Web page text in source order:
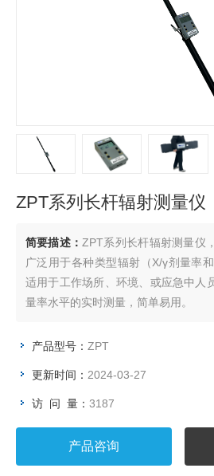
ZPT系列长杆辐射测量仪
简要描述： ZPT系列长杆辐射测量仪
广泛用于各种类型辐射（X/γ剂量率
适用于工作场所、环境、或应急中人
量率水平的实时测量，简单易用。
产品型号： ZPT
更新时间： 2024-03-27
访 问 量： 3187
产品咨询